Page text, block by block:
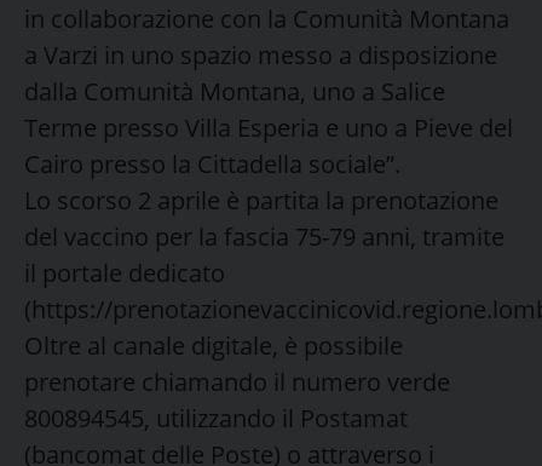
in collaborazione con la Comunità Montana
a Varzi in uno spazio messo a disposizione
dalla Comunità Montana, uno a Salice
Terme presso Villa Esperia e uno a Pieve del
Cairo presso la Cittadella sociale”.
Lo scorso 2 aprile è partita la prenotazione
del vaccino per la fascia 75-79 anni, tramite
il portale dedicato
(https://
Oltre al canale digitale, è possibile
prenotare chiamando il numero verde
800894545, utilizzando il Postamat
(bancomat delle Poste) o attraverso i